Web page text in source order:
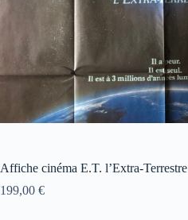
Affiche cinéma E.T. l’Extra-Terrestre
199,00 €